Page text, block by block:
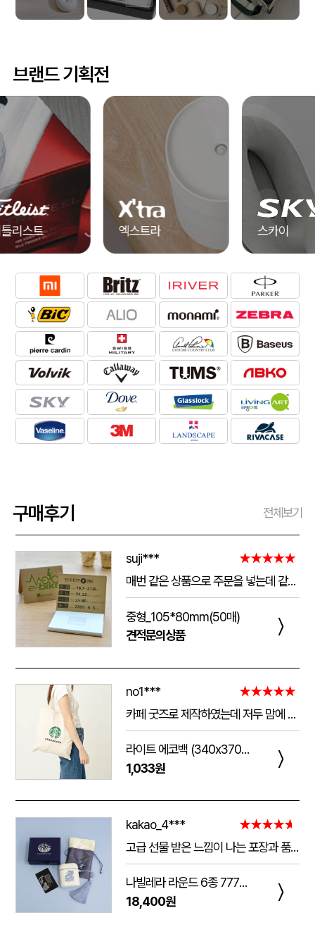
브랜드 기획전
엑스트라
구매후기 전체보기
suji***
★★★★★
매번 같은 상품으로 주문을 넣는데 같은 품질로 받을 수 있어서 좋습니다. 배송 기간도 적당히 잘오는거 같아요. 앞으로도 계속 이용할꺼 같습니다. 지금과 같은 품질로 유지해주세요!!
중형_105*80mm(50매)
견적문의상품
〉
no1***
★★★★★
카페 굿즈로 제작하였는데 저두 맘에 들고 손님들도 맘에 들어하세요. 저두 매일 들고 다니는데 탄탄해서 좋아요.가격도 맘에 들어서 벌써 3번째 주문했어요.진행 과정에 있어서도 상담 직원분들 세심하고 친절하세요.
라이트 에코백 (340x370mm)
1,033원
〉
kakao_4***
★★★★★
고급 선물 받은 느낌이 나는 포장과 품질.
주는 사람도 받는 사람도 만족 스러운 제품 입니다.
다만 아쉬운 점은 조립이 덜되어 있는 것이 간혹 있습니다.
케이스가 빠지는 현상이 좀 있는데, 조립할때 신경써서 해주시면 더 좋은 인상이 남을 것 같습니다.
나빌레라 라운드 6종 777쓰리세븐 손톱깎이 호작도 까치호랑이 네일케어세트
18,400원
〉